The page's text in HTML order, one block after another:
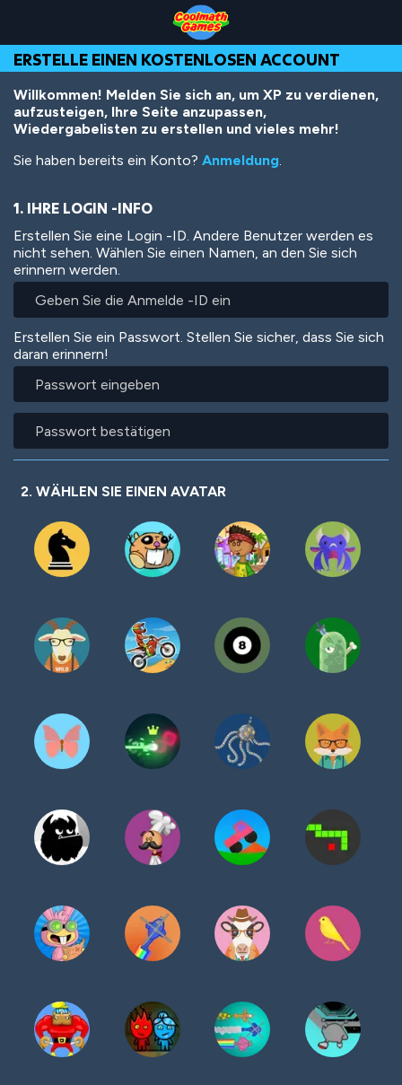
Top
of
Page
Navigation
Main
Content
Footer
Inhalt
ERSTELLE EINEN KOSTENLOSEN ACCOUNT
Willkommen! Melden Sie sich an, um XP zu verdienen,
aufzusteigen, Ihre Seite anzupassen,
Wiedergabelisten zu erstellen und vieles mehr!
Sie haben bereits ein Konto? Anmeldung.
1. IHRE LOGIN -INFO
Erstellen Sie eine Login -ID. Andere Benutzer werden es
nicht sehen. Wählen Sie einen Namen, an den Sie sich
erinnern werden.
Erstellen Sie ein Passwort. Stellen Sie sicher, dass Sie sich
daran erinnern!
eingeben
bestätigen
2. WÄHLEN SIE EINEN AVATAR